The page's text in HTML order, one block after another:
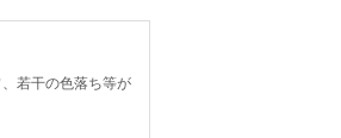
若干の色落ち等が